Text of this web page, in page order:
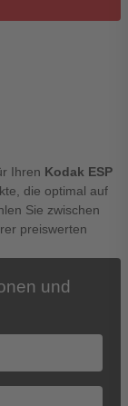
Ihren Kodak ESP
die optimal auf
Sie zwischen
preiswerten
und